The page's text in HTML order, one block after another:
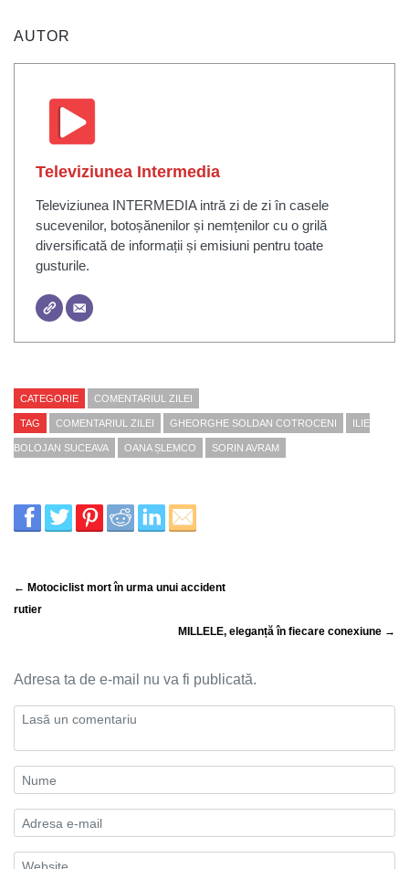
AUTOR
Televiziunea Intermedia
Televiziunea INTERMEDIA intră zi de zi în casele
sucevenilor, botoșănenilor și nemțenilor cu o grilă
diversificată de informații și emisiuni pentru toate
gusturile.
CATEGORIE COMENTARIUL ZILEI
TAG COMENTARIUL ZILEI GHEORGHE SOLDAN COTROCENI ILIE
BOLOJAN SUCEAVA OANA ȘLEMCO SORIN AVRAM
← Motociclist mort în urma unui accident
rutier
MILLELE, eleganță în fiecare conexiune →
Adresa ta de e-mail nu va fi publicată.